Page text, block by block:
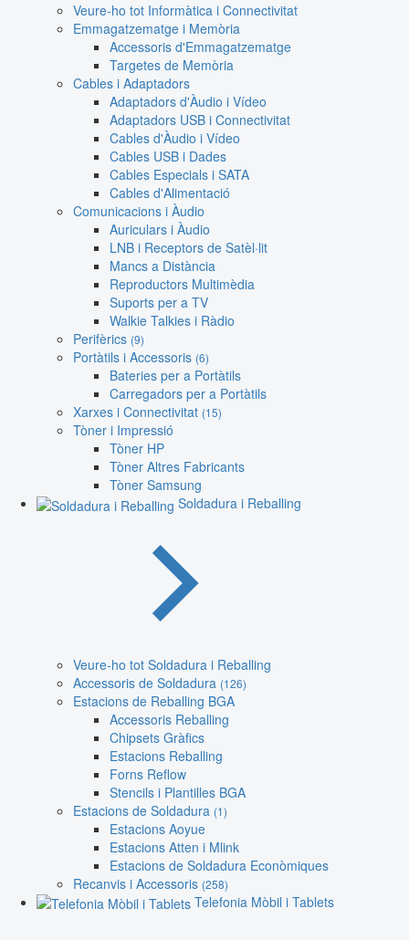
Veure-ho tot Informàtica i Connectivitat
Emmagatzematge i Memòria
Accessoris d'Emmagatzematge
Targetes de Memòria
Cables i Adaptadors
Adaptadors d'Àudio i Vídeo
Adaptadors USB i Connectivitat
Cables d'Àudio i Vídeo
Cables USB i Dades
Cables Especials i SATA
Cables d'Alimentació
Comunicacions i Àudio
Auriculars i Àudio
LNB i Receptors de Satèl·lit
Mancs a Distància
Reproductors Multimèdia
Suports per a TV
Walkie Talkies i Ràdio
Perifèrics (9)
Portàtils i Accessoris (6)
Bateries per a Portàtils
Carregadors per a Portàtils
Xarxes i Connectivitat (15)
Tòner i Impressió
Tòner HP
Tòner Altres Fabricants
Tòner Samsung
Soldadura i Reballing
Veure-ho tot Soldadura i Reballing
Accessoris de Soldadura (126)
Estacions de Reballing BGA
Accessoris Reballing
Chipsets Gràfics
Estacions Reballing
Forns Reflow
Stencils i Plantilles BGA
Estacions de Soldadura (1)
Estacions Aoyue
Estacions Atten i Mlink
Estacions de Soldadura Econòmiques
Recanvis i Accessoris (258)
Telefonia Mòbil i Tablets